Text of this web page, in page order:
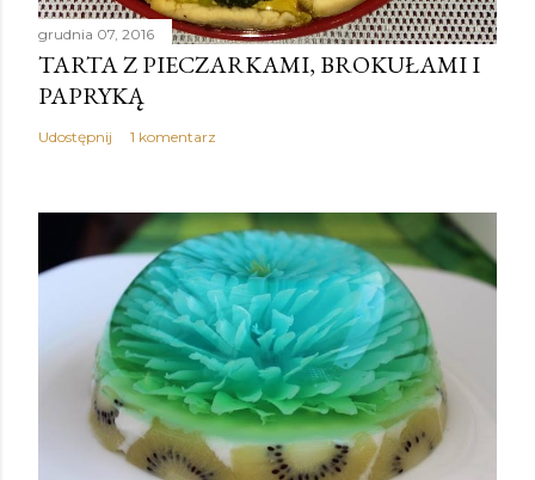
grudnia 07, 2016
TARTA Z PIECZARKAMI, BROKUŁAMI I
PAPRYKĄ
Udostępnij 1 komentarz